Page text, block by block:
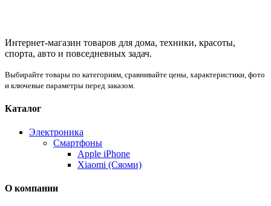
Интернет-магазин товаров для дома, техники, красоты,
спорта, авто и повседневных задач.
Выбирайте товары по категориям, сравнивайте цены, характеристики, фото
и ключевые параметры перед заказом.
Каталог
Электроника
Смартфоны
Apple iPhone
Xiaomi (Сяоми)
О компании